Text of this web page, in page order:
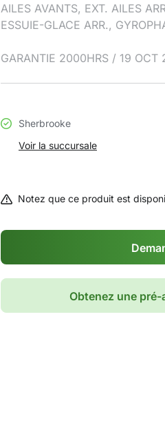
AILES AVANTS, EXT. AILES
ESSUIE-GLACE ARR.,
GARANTIE 2000HRS / 19 OCT
Sherbrooke
Voir la succursale
Notez que ce produit est
Obtenez une